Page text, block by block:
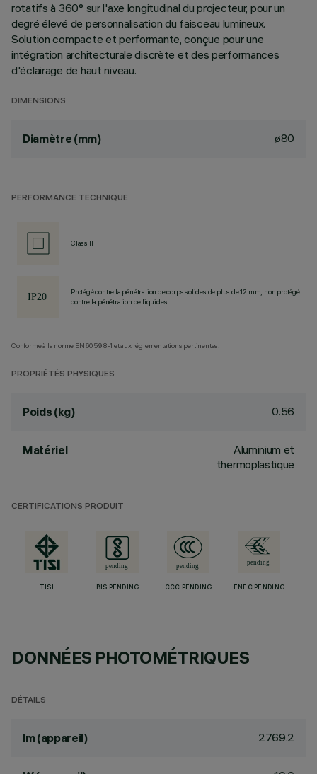
rotatifs à 360° sur l'axe longitudinal du projecteur, pour un
degré élevé de personnalisation du faisceau lumineux.
Solution compacte et performante, conçue pour une
intégration architecturale discrète et des performances
d'éclairage de haut niveau.
DIMENSIONS
Diamètre (mm) ø80
PERFORMANCE TECHNIQUE
Class II
Protégé contre la pénétration de corps solides de plus de 12 mm, non protégé
contre la pénétration de liquides.
Conforme à la norme EN60598-1 et aux réglementations pertinentes.
PROPRIÉTÉS PHYSIQUES
Poids (kg) 0.56
Matériel
Aluminium et
thermoplastique
CERTIFICATIONS PRODUIT
TISI BIS PENDING CCC PENDING ENEC PENDING
DONNÉES PHOTOMÉTRIQUES
DÉTAILS
lm (appareil) 2769.2